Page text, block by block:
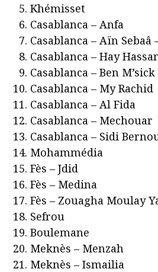
Khémisset
Casablanca – Anfa
Casablanca – Aïn
Casablanca – Hay
Casablanca – Ben M’sick
Casablanca – My Rachid
Casablanca – Al Fida
Casablanca – Mechouar
Casablanca – Sidi
Mohammédia
Fès – Jdid
Fès – Medina
Fès – Zouagha Moulay
Sefrou
Boulemane
Meknès – Menzah
Meknès – Ismailia